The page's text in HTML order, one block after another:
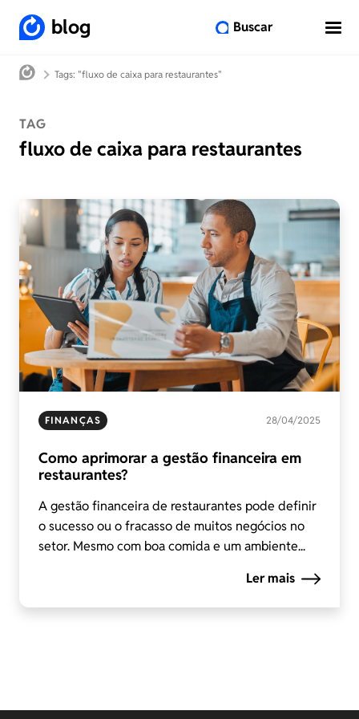
blog Buscar
Tags: "fluxo de caixa para restaurantes"
TAG
fluxo de caixa para restaurantes
FINANÇAS 28/04/2025
Como aprimorar a gestão financeira em
restaurantes?
A gestão financeira de restaurantes pode definir
o sucesso ou o fracasso de muitos negócios no
setor. Mesmo com boa comida e um ambiente...
Ler mais